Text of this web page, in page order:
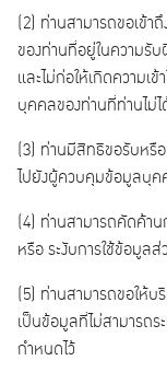
(2) ท่านสามารถขอเข้า
ของท่านที่อยู่ในความรั
และไม่ก่อให้เกิดความเ
บุคคลของท่านที่ท่านไม่
(3) ท่านมีสิทธิขอรับหรื
ไปยังผู้ควบคุมข้อมูลบุค
(4) ท่านสามารถคัดค้า
หรือ ระงับการใช้ข้อมูล
(5) ท่านสามารถขอให้
เป็นข้อมูลที่ไม่สามารถ
กำหนดไว้